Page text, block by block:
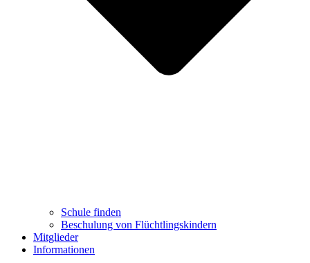
Schule finden
Beschulung von Flüchtlingskindern
Mitglieder
Informationen